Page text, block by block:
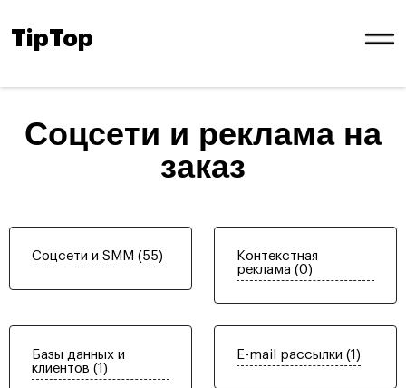
TipTop
Соцсети и реклама на
заказ
Соцсети и SMM (55)
Контекстная
реклама (0)
Базы данных и
клиентов (1)
E-mail рассылки (1)